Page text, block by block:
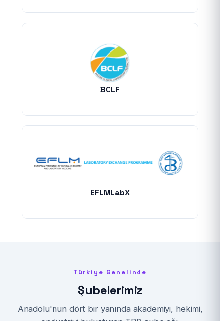
BCLF
EFLMLabX
Türkiye Genelinde
Şubelerimiz
Anadolu'nun dört bir yanında akademiyi, hekimi,